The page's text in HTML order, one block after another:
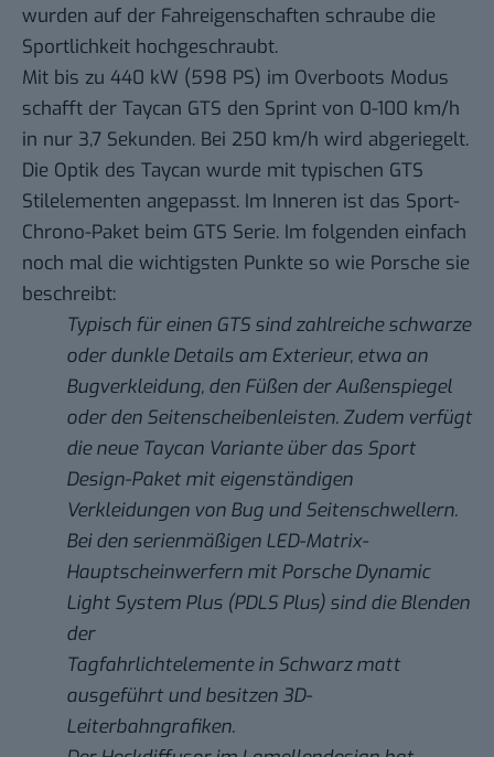
wurden auf der Fahreigenschaften schraube die
Sportlichkeit hochgeschraubt.
Mit bis zu 440 kW (598 PS) im Overboots Modus
schafft der Taycan GTS den Sprint von 0-100 km/h
in nur 3,7 Sekunden. Bei 250 km/h wird abgeriegelt.
Die Optik des Taycan wurde mit typischen GTS
Stilelementen angepasst. Im Inneren ist das Sport-
Chrono-Paket beim GTS Serie. Im folgenden einfach
noch mal die wichtigsten Punkte so wie Porsche sie
beschreibt:
Typisch für einen GTS sind zahlreiche schwarze
oder dunkle Details am Exterieur, etwa an
Bugverkleidung, den Füßen der Außenspiegel
oder den Seitenscheibenleisten. Zudem verfügt
die neue Taycan Variante über das Sport
Design-Paket mit eigenständigen
Verkleidungen von Bug und Seitenschwellern.
Bei den serienmäßigen LED-Matrix-
Hauptscheinwerfern mit Porsche Dynamic
Light System Plus (PDLS Plus) sind die Blenden
der
Tagfahrlichtelemente in Schwarz matt
ausgeführt und besitzen 3D-
Leiterbahngrafiken.